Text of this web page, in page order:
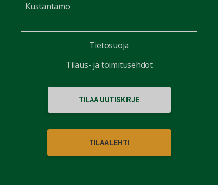
Kustantamo
TILAA UUTISKIRJE
TILAA LEHTI
Tietosuoja
Tilaus- ja toimitusehdot